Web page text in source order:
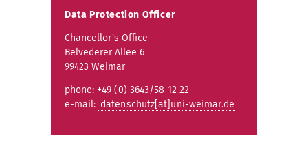
Data Protection Officer
Chancellor's Office
Belvederer Allee 6
99423 Weimar
phone: +49 (0) 3643/58 12 22
e-mail: datenschutz[at]uni-weimar.de